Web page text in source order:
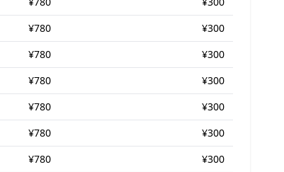
¥780
¥300
¥780
¥300
¥780
¥300
¥780
¥300
¥780
¥300
¥780
¥300